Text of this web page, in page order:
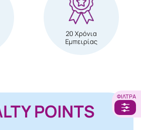
ΦΊΛΤΡΑ
20 Χρόνια
Εμπειρίας
POINTS